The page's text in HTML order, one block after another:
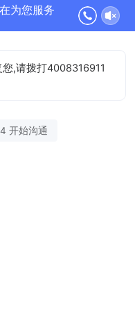
为您服务
,请拨打4008316911
开始沟通